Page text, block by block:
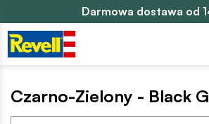
Darmowa dostawa od
Czarno-Zielony - Black